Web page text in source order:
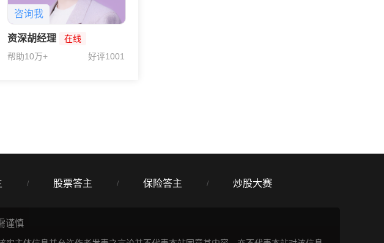
咨询我
资深胡经理
在线
帮助10万+
好评1001
/ 股票答主 / 保险答主 / 炒股大赛
谨慎